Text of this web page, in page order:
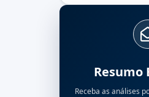
Resumo
Receba as análises